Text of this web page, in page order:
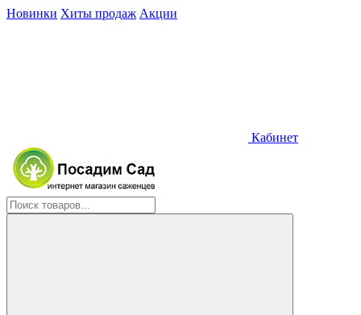
Новинки Хиты продаж Акции
Кабинет